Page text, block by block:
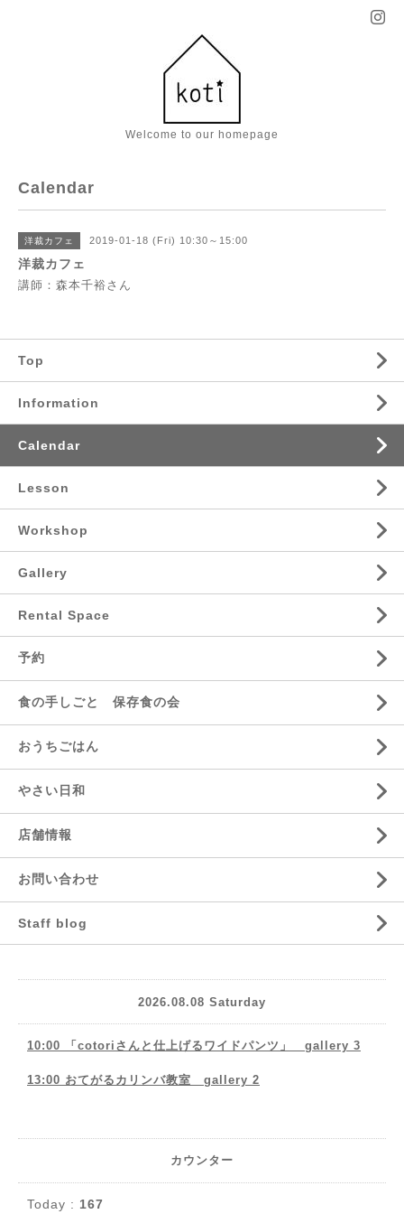
Welcome to our homepage
Calendar
洋裁カフェ 2019-01-18 (Fri) 10:30～15:00
洋裁カフェ
講師：森本千裕さん
Top
Information
Calendar
Lesson
Workshop
Gallery
Rental Space
予約
食の手しごと 保存食の会
おうちごはん
やさい日和
店舗情報
お問い合わせ
Staff blog
2026.08.08 Saturday
10:00 「cotoriさんと仕上げるワイドパンツ」 gallery 3
13:00 おてがるカリンバ教室 gallery 2
カウンター
Today : 167